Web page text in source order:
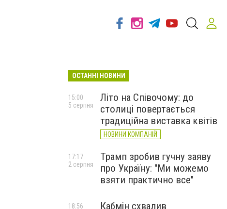
ОСТАННІ НОВИНИ
Літо на Співочому: до
столиці повертається
традиційна виставка квітів
НОВИНИ КОМПАНІЙ
15:00
5 серпня
Трамп зробив гучну заяву
про Україну: "Ми можемо
взяти практично все"
17:17
2 серпня
Кабмін схвалив
18:56